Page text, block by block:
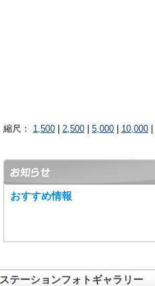
縮尺： 1,500 2,500 5,000 10,000
おすすめ情報
ステーションフォトギャラリー